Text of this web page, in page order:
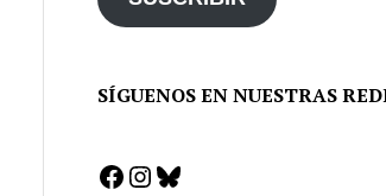
SÍGUENOS EN NUESTRAS
Facebook
Instagram
Bluesky